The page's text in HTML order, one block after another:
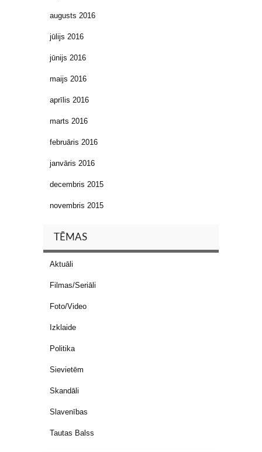
augusts 2016
jūlijs 2016
jūnijs 2016
maijs 2016
aprīlis 2016
marts 2016
februāris 2016
janvāris 2016
decembris 2015
novembris 2015
TĒMAS
Aktuāli
Filmas/Seriāli
Foto/Video
Izklaide
Politika
Sievietēm
Skandāli
Slavenības
Tautas Balss